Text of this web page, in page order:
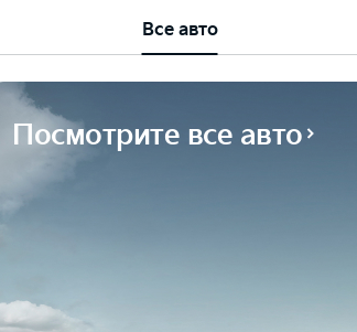
Все авто
Посмотрите все авто